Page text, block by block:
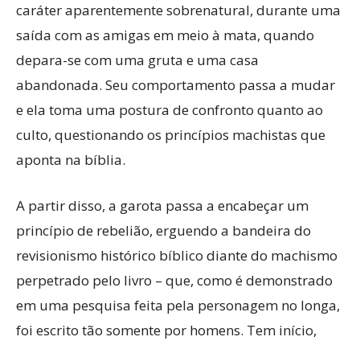
caráter aparentemente sobrenatural, durante uma
saída com as amigas em meio à mata, quando
depara-se com uma gruta e uma casa
abandonada. Seu comportamento passa a mudar
e ela toma uma postura de confronto quanto ao
culto, questionando os princípios machistas que
aponta na bíblia.
A partir disso, a garota passa a encabeçar um
princípio de rebelião, erguendo a bandeira do
revisionismo histórico bíblico diante do machismo
perpetrado pelo livro – que, como é demonstrado
em uma pesquisa feita pela personagem no longa,
foi escrito tão somente por homens. Tem início,